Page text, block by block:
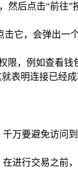
然后点击“前
它，会弹出一
，例如查看
表明连接已经成
万要避免访问
进行交易之前